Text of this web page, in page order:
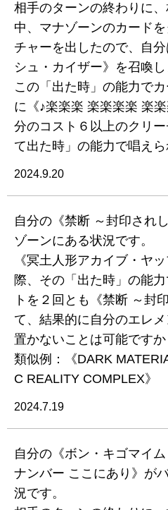
相手のターンの終わりに
中、マナゾーンのカード
チャーを出したので、自
シュ・カイザー》を召喚し
この「出た時」の能力で
に《♪楽楽楽 楽楽楽楽 楽
分のコスト６以上のクリ
て出た時」の能力で唱えら
2024.9.20
自分の《禁断 ～封印され
ゾーンにある状況です。
《冥土人形アカイブ・ヤ
際、その「出た時」の能
トを２回とも《禁断 ～封
て、結果的に自分のエレ
置かないことは可能ですか
類似例：《DARK
C REALITY COMPLEX》
2024.7.19
自分の《ボン・キゴマイ
ナンバー ここにあり》が
況です。